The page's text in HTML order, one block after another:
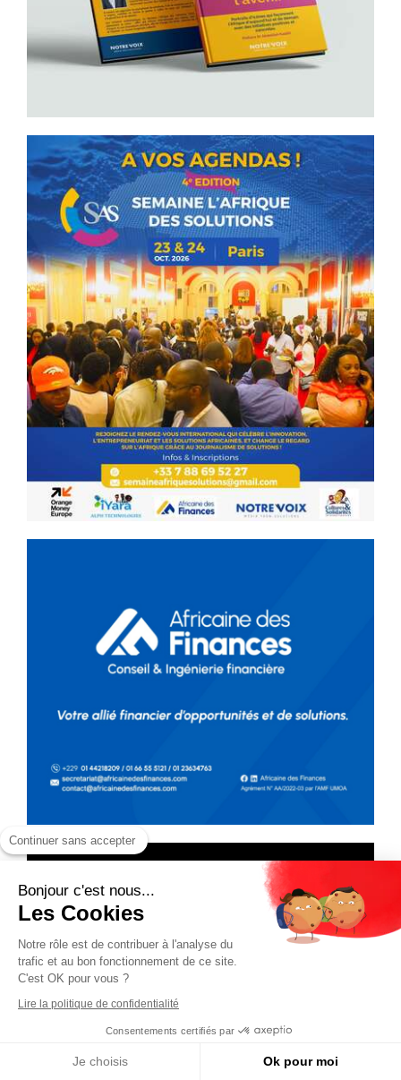
Continuer sans accepter
Bonjour c'est nous...
Les Cookies
Notre rôle est de contribuer à l'analyse du
trafic et au bon fonctionnement de ce site.
C'est OK pour vous ?
Lire la politique de confidentialité
Consentements certifiés par
Je choisis Ok pour moi